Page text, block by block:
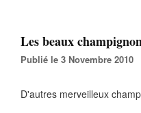
Les beaux
Publié le 3 Novembre 2010
D'autres merveilleux